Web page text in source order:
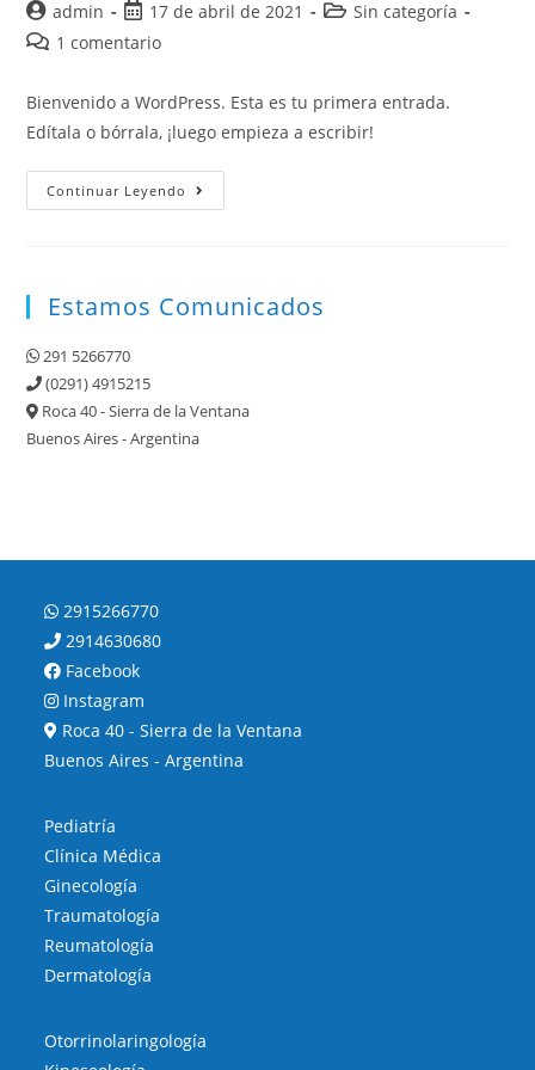
Autor
de
admin
Publicación
de
17 de abril de 2021
Categoría
Sin categoría
Comentarios
la
entrada:
1 comentario
Bienvenido a WordPress. Esta es tu primera entrada.
Edítala o bórrala, ¡luego empieza a escribir!
Continuar Leyendo
mundo!
Estamos Comunicados
291 5266770
(0291) 4915215
Roca 40 - Sierra de la Ventana
Buenos Aires - Argentina
2915266770
2914630680
Facebook
Instagram
Roca 40 - Sierra de la Ventana
Buenos Aires - Argentina
Pediatría
Clínica Médica
Ginecología
Traumatología
Reumatología
Dermatología
Otorrinolaringología